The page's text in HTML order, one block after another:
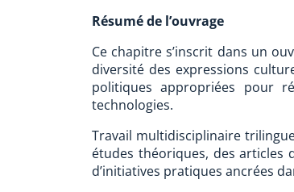
Résumé de l’ouvrage
Ce chapitre s’inscrit dans un
diversité des expressions
politiques appropriées pour
technologies.
Travail multidisciplinaire
études théoriques, des articles
d’initiatives pratiques ancrées